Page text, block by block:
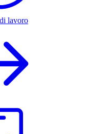
lavoro